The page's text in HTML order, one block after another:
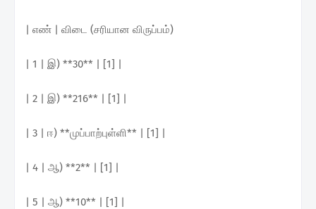
| எண் | விடை (சரியான விருப்பம்)
| 1 | இ) **30** | [1] |
| 2 | இ) **216** | [1] |
| 3 | ஈ) **முப்பாற்புள்ளி** | [1] |
| 4 | ஆ) **2** | [1] |
| 5 | ஆ) **10** | [1] |